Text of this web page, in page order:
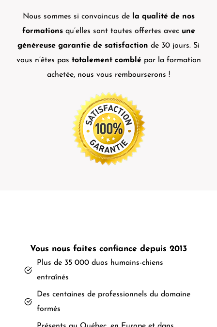
Nous sommes si convaincus de
la qualité de nos
formationsqu’elles sont toutes offertes avec une
généreuse garantie de satisfaction de 30 jours. Si
vous n’êtes pas totalement comblépar la formation
achetée, nous vous rembourserons !
Vous nous faites confiance depuis 2013
Plus de 35 000 duos humains-chiens
entraînés
Des centaines de professionnels du domaine
formés